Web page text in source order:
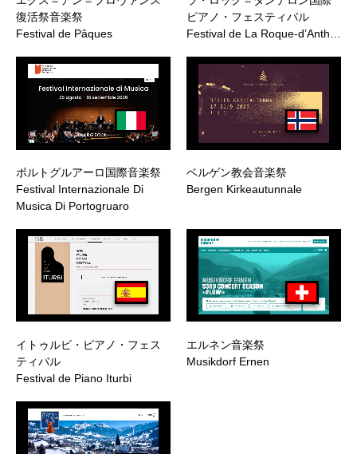
復活祭音楽祭
Festival de Pâques
ピアノ・フェスティバル
Festival de La Roque-d’Anth…
ポルトグルアーロ国際音楽祭
Festival Internazionale Di
Musica Di Portogruaro
ベルゲン教会音楽祭
Bergen Kirkeautunnale
イトゥルビ・ピアノ・フェス
ティバル
Festival de Piano Iturbi
エルネン音楽祭
Musikdorf Ernen